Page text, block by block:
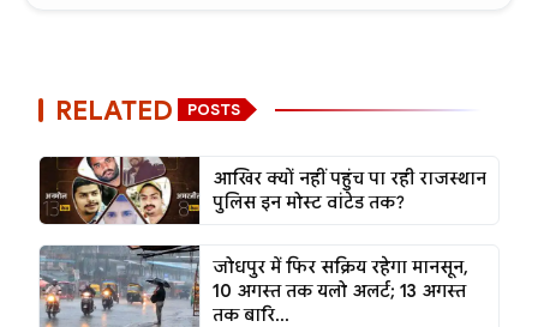
RELATED POSTS
आखिर क्यों नहीं पहुंच पा रही राजस्थान
पुलिस इन मोस्ट वांटेड तक?
जोधपुर में फिर सक्रिय रहेगा मानसून,
10 अगस्त तक यलो अलर्ट; 13 अगस्त
तक बारि...